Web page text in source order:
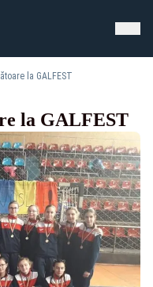
la GALFEST
la GALFEST